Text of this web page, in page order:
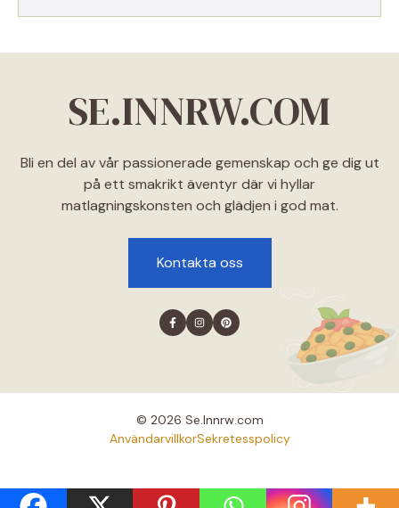
SE.INNRW.COM
Bli en del av vår passionerade gemenskap och ge dig ut
på ett smakrikt äventyr där vi hyllar
matlagningskonsten och glädjen i god mat.
Kontakta oss
© 2026 Se.lnnrw.com
AnvändarvillkorSekretesspolicy